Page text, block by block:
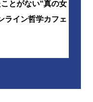
とがない“真の女
ライン哲学カフェ